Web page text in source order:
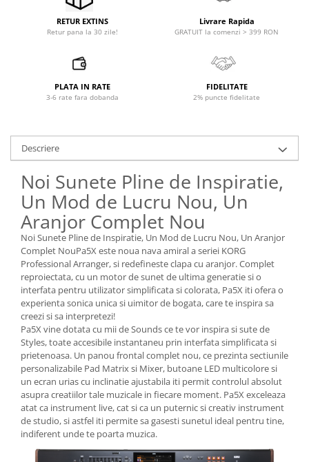
Scene şi Ring-uri de Dans
Stative si schela lumini
Chitare si bass
Instrumente cu arcus
Instrumente de suflat
Instrumente si jucarii pentru copii
Instrumente traditionale
Tobe
Accesorii DJ
Accesorii Pick-up si Vinyl
Case-uri DJ
CD Playere DJ
Console DJ
Controllere MIDI - USB DAW
Genti pentru DJ
Mixere DJ
Platane DJ
Samplere si controllere
Stative si pupitre DJ
Cabluri si conectori
Cabluri adaptoare, cabluri Y
RETUR EXTINS
Retur pana la 30 zile!
Livrare Rapida
GRATUIT la comenzi > 399 RON
PLATA IN RATE
3-6 rate fara dobanda
FIDELITATE
2% puncte fidelitate
Descriere
Noi Sunete Pline de Inspiratie,
Un Mod de Lucru Nou, Un
Aranjor Complet Nou
Noi Sunete Pline de Inspiratie, Un Mod de Lucru Nou, Un Aranjor
Complet NouPa5X este noua nava amiral a seriei KORG
Professional Arranger, si redefineste clapa cu aranjor. Complet
reproiectata, cu un motor de sunet de ultima generatie si o
interfata pentru utilizator simplificata si colorata, Pa5X iti ofera o
experienta sonica unica si uimitor de bogata, care te inspira sa
creezi si sa interpretezi!
Pa5X vine dotata cu mii de Sounds ce te vor inspira si sute de
Styles, toate accesibile instantaneu prin interfata simplificata si
prietenoasa. Un panou frontal complet nou, ce prezinta sectiunile
personalizabile Pad Matrix si Mixer, butoane LED multicolore si
un ecran urias cu inclinatie ajustabila iti permit controlul absolut
asupra creatiilor tale muzicale in fiecare moment. Pa5X exceleaza
atat ca instrument live, cat si ca un puternic si creativ instrument
de studio, si astfel iti permite sa gasesti sunetul ideal pentru tine,
indiferent unde te poarta muzica.